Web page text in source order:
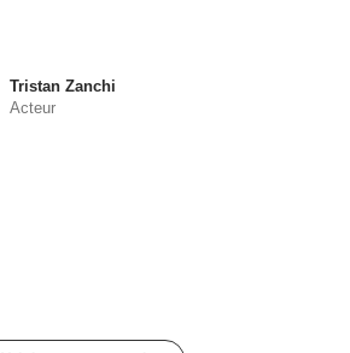
Tristan Zanchi
Acteur